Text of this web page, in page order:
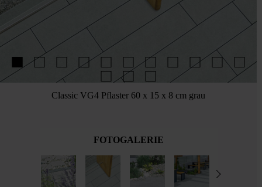
Classic VG4 Pflaster 60 x 15 x 8 cm grau
FOTOGALERIE